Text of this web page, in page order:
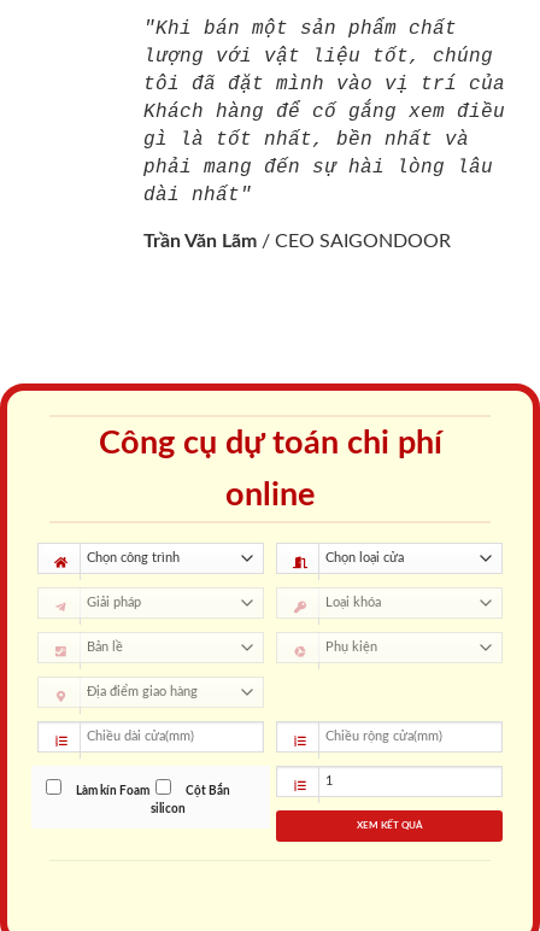
"Khi bán một sản phẩm chất
lượng với vật liệu tốt, chúng
tôi đã đặt mình vào vị trí của
Khách hàng để cố gắng xem điều
gì là tốt nhất, bền nhất và
phải mang đến sự hài lòng lâu
dài nhất"
Trần Văn Lãm / CEO SAIGONDOOR
Công cụ dự toán chi phí
online
Làm kín Foam
Cột Bắn
silicon
XEM KẾT QUẢ